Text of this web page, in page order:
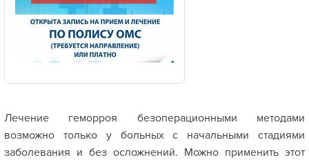
Лечение геморроя безоперационными методами
возможно только у больных с начальными стадиями
заболевания и без осложнений. Можно применить этот